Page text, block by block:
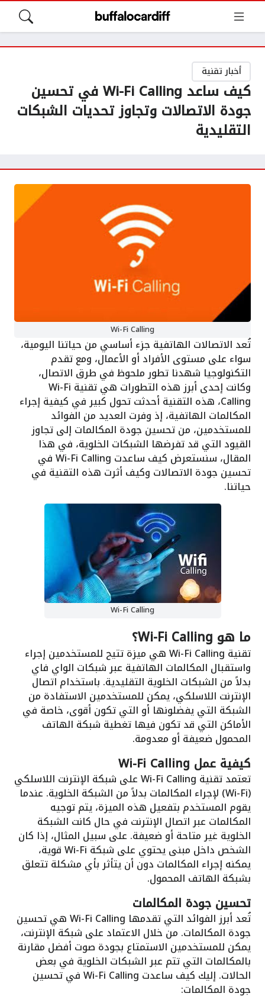
أخبار تقنية
كيف ساعد Wi-Fi Calling في تحسين
جودة الاتصالات وتجاوز تحديات الشبكات
التقليدية
Wi-Fi Calling
تُعد الاتصالات الهاتفية جزء أساسي من حياتنا اليومية،
سواء على مستوى الأفراد أو الأعمال، ومع تقدم
التكنولوجيا شهدنا تطور ملحوظ في طرق الاتصال،
وكانت إحدى أبرز هذه التطورات هي تقنية Wi-Fi
Calling، هذه التقنية أحدثت تحول كبير في كيفية إجراء
المكالمات الهاتفية، إذ وفرت العديد من الفوائد
للمستخدمين، من تحسين جودة المكالمات إلى تجاوز
القيود التي قد تفرضها الشبكات الخلوية، في هذا
المقال، سنستعرض كيف ساعدت Wi-Fi Calling في
تحسين جودة الاتصالات وكيف أثرت هذه التقنية في
حياتنا.
Wi-Fi Calling
ما هو Wi-Fi Calling؟
تقنية Wi-Fi Calling هي ميزة تتيح للمستخدمين إجراء
واستقبال المكالمات الهاتفية عبر شبكات الواي فاي
بدلاً من الشبكات الخلوية التقليدية. باستخدام اتصال
الإنترنت اللاسلكي، يمكن للمستخدمين الاستفادة من
الشبكة التي يفضلونها أو التي تكون أقوى، خاصة في
الأماكن التي قد تكون فيها تغطية شبكة الهاتف
المحمول ضعيفة أو معدومة.
كيفية عمل Wi-Fi Calling
تعتمد تقنية Wi-Fi Calling على شبكة الإنترنت اللاسلكي
(Wi-Fi) لإجراء المكالمات بدلاً من الشبكة الخلوية. عندما
يقوم المستخدم بتفعيل هذه الميزة، يتم توجيه
المكالمات عبر اتصال الإنترنت في حال كانت الشبكة
الخلوية غير متاحة أو ضعيفة. على سبيل المثال، إذا كان
الشخص داخل مبنى يحتوي على شبكة Wi-Fi قوية،
يمكنه إجراء المكالمات دون أن يتأثر بأي مشكلة تتعلق
بشبكة الهاتف المحمول.
تحسين جودة المكالمات
تُعد أبرز الفوائد التي تقدمها Wi-Fi Calling هي تحسين
جودة المكالمات. من خلال الاعتماد على شبكة الإنترنت،
يمكن للمستخدمين الاستمتاع بجودة صوت أفضل مقارنة
بالمكالمات التي تتم عبر الشبكات الخلوية في بعض
الحالات. إليك كيف ساعدت Wi-Fi Calling في تحسين
جودة المكالمات: